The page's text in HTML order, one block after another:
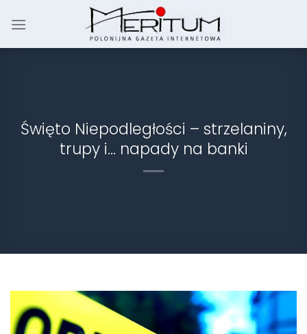
Święto Niepodległości – strzelaniny,
trupy i… napady na banki